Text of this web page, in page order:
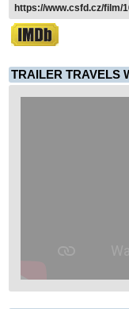
https://www.csfd.cz/film/
TRAILER TRAVELS